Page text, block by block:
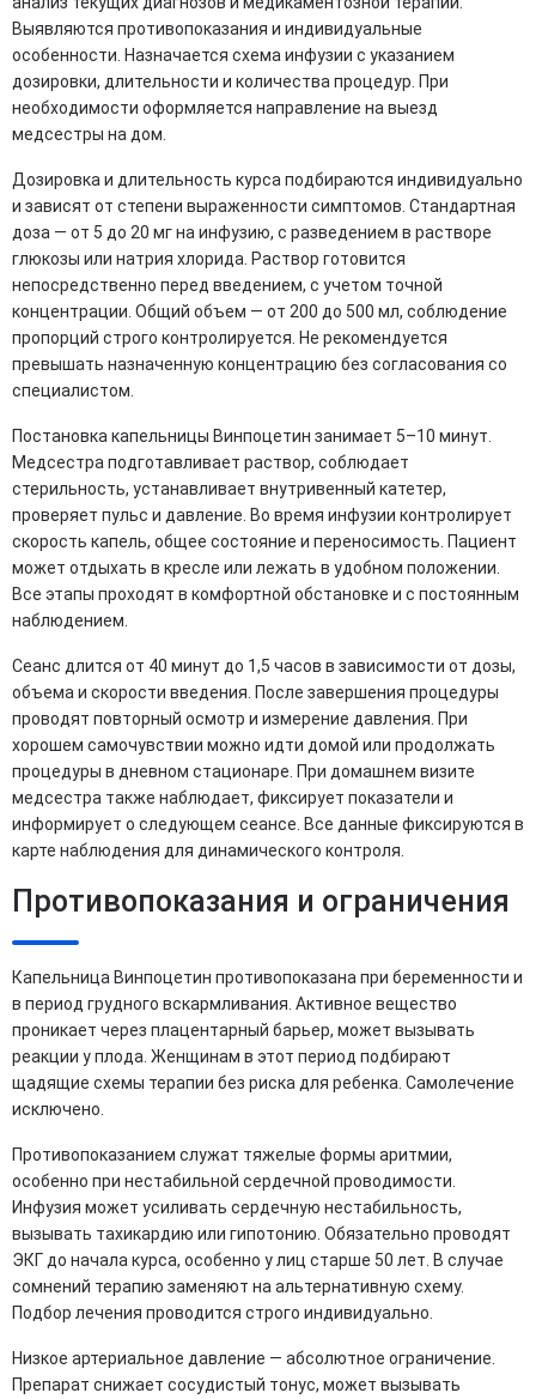
Выявляются противопоказания и индивидуальные
особенности. Назначается схема инфузии с указанием
дозировки, длительности и количества процедур. При
необходимости оформляется направление на выезд
медсестры на дом.
Дозировка и длительность курса подбираются индивидуально
и зависят от степени выраженности симптомов. Стандартная
доза — от 5 до 20 мг на инфузию, с разведением в растворе
глюкозы или натрия хлорида. Раствор готовится
непосредственно перед введением, с учетом точной
концентрации. Общий объем — от 200 до 500 мл, соблюдение
пропорций строго контролируется. Не рекомендуется
превышать назначенную концентрацию без согласования со
специалистом.
Постановка капельницы Винпоцетин занимает 5–10 минут.
Медсестра подготавливает раствор, соблюдает
стерильность, устанавливает внутривенный катетер,
проверяет пульс и давление. Во время инфузии контролирует
скорость капель, общее состояние и переносимость. Пациент
может отдыхать в кресле или лежать в удобном положении.
Все этапы проходят в комфортной обстановке и с постоянным
наблюдением.
Сеанс длится от 40 минут до 1,5 часов в зависимости от дозы,
объема и скорости введения. После завершения процедуры
проводят повторный осмотр и измерение давления. При
хорошем самочувствии можно идти домой или продолжать
процедуры в дневном стационаре. При домашнем визите
медсестра также наблюдает, фиксирует показатели и
информирует о следующем сеансе. Все данные фиксируются в
карте наблюдения для динамического контроля.
Противопоказания и ограничения
Капельница Винпоцетин противопоказана при беременности и
в период грудного вскармливания. Активное вещество
проникает через плацентарный барьер, может вызывать
реакции у плода. Женщинам в этот период подбирают
щадящие схемы терапии без риска для ребенка. Самолечение
исключено.
Противопоказанием служат тяжелые формы аритмии,
особенно при нестабильной сердечной проводимости.
Инфузия может усиливать сердечную нестабильность,
вызывать тахикардию или гипотонию. Обязательно проводят
ЭКГ до начала курса, особенно у лиц старше 50 лет. В случае
сомнений терапию заменяют на альтернативную схему.
Подбор лечения проводится строго индивидуально.
Низкое артериальное давление — абсолютное ограничение.
Препарат снижает сосудистый тонус, может вызывать